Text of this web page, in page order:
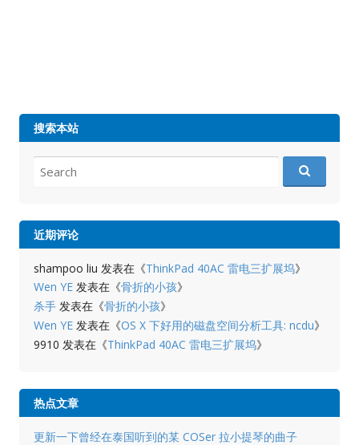
搜索本站
for:
近期评论
shampoo liu 发表在《ThinkPad 40AC 雷电三扩展坞》
Wen YE发表在《骨折的小孩》
杀手发表在《骨折的小孩》
Wen YE发表在《OS X 下好用的磁盘空间分析工具: ncdu》
9910 发表在《ThinkPad 40AC 雷电三扩展坞》
热点文章
更新一下曾经在泰国听到的某 COSer 拉小提琴的曲子